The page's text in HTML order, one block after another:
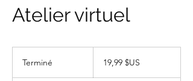
Atelier virtuel
Terminé
Unis
19,99 $US